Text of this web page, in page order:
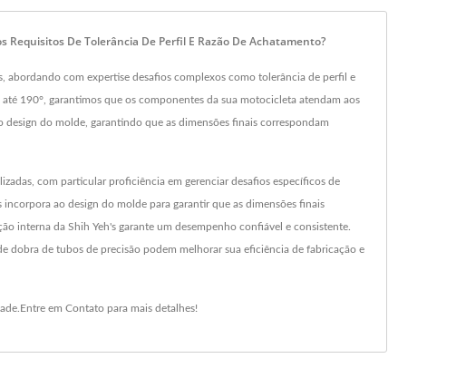
Requisitos De Tolerância De Perfil E Razão De Achatamento?
abordando com expertise desafios complexos como tolerância de perfil e
190°, garantimos que os componentes da sua motocicleta atendam aos
do molde, garantindo que as dimensões finais correspondam
com particular proficiência em gerenciar desafios específicos de
ao design do molde para garantir que as dimensões finais
interna da Shih Yeh's garante um desempenho confiável e consistente.
dobra de tubos de precisão podem melhorar sua eficiência de fabricação e
Entre em Contato para mais detalhes!